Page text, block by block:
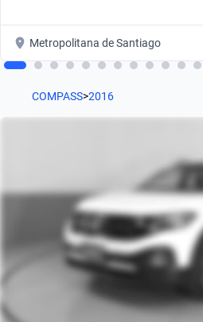
Metropolitana de Santiago
COMPASS>2016